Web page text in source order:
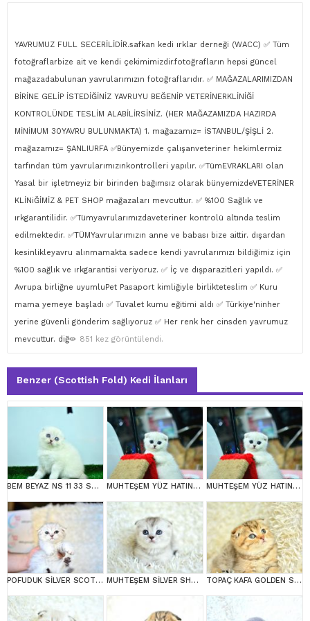
YAVRUMUZ FULL SECERİLİDİR.safkan kedi ırklar derneği (WACC) ✅ Tüm
fotoğraflarbize ait ve kendi çekimimizdir.fotoğrafların hepsi güncel
mağazadabulunan yavrularımızın fotoğraflarıdır. ✅ MAĞAZALARIMIZDAN
BİRİNE GELİP İSTEDİĞİNİZ YAVRUYU BEĞENİP VETERİNERKLİNİĞİ
KONTROLÜNDE TESLİM ALABİLİRSİNİZ. (HER MAĞAZAMIZDA HAZIRDA
MİNİMUM 30YAVRU BULUNMAKTA) 1. mağazamız= İSTANBUL/ŞİŞLİ 2.
mağazamız= ŞANLIURFA ✅Bünyemizde çalışanveteriner hekimlermiz
tarfından tüm yavrularımızınkontrolleri yapılır. ✅TümEVRAKLARI olan
Yasal bir işletmeyiz bir birinden bağımsız olarak bünyemizdeVETERİNER
KLİNiĞİMİZ & PET SHOP mağazaları mevcuttur. ✅ %100 Sağlı k ve
ırkgarantilidir. ✅Tümyavrularımızdaveteriner kontrolü altında teslim
edilmektedir. ✅TÜMYavrularımızın anne ve babası bize aittir. dışardan
kesinlikleyavru alınmamakta sadece kendi yavrularımızı bildiğimiz için
%100 sağlık ve ırkgarantisi veriyoruz. ✅ İç ve dışparazitleri yapıldı. ✅
Avrupa birliğne uyumluPet Pasaport kimliğiyle birlikteteslim ✅ Kuru
mama yemeye başladı ✅ Tuvalet kumu eğitimi aldı ✅ Türkiye'ninher
yerine güvenli gönderim sağlıyoruz ✅ Her renk her cinsden yavrumuz
mevcuttur. diğ 851 kez görüntülendi.
Benzer (Scottish Fold) Kedi İlanları
BEM BEYAZ NS 11 33 SCOTTİSH FOLD MUHTEŞEM YÜZ HATINA SAHİP SİLVER SCOTTİSH FOLD MUHTEŞEM YÜZ HATINA SAHİP SİLVER SCOTTİSH FOLD
POFUDUK SİLVER SCOTTİSH FOLD MUHTEŞEM SİLVER SHADED SCOTTİSH FOLD TOPAÇ KAFA GOLDEN SCOTTİSH FOLD